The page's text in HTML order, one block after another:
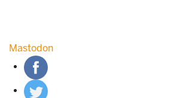
Mastodon